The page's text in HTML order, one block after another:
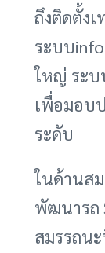
ถึงติดตั้ง
ระบบ
ใหญ่ ระบ
เพื่อมอบ
ระดับ
ในด้านส
พัฒนารถ
สมรรถน